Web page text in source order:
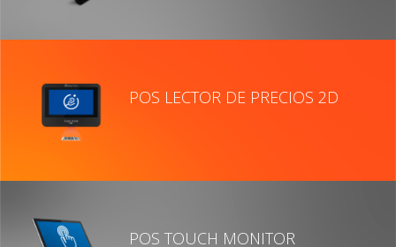
POS LECTOR DE PRECIOS 2D
POS TOUCH MONITOR